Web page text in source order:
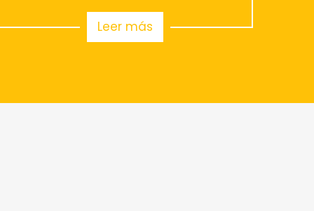
Leer más